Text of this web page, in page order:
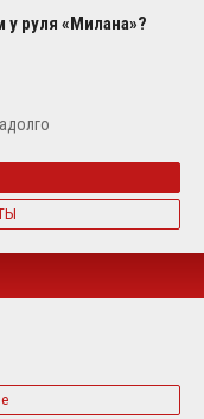
руля «Милана»?